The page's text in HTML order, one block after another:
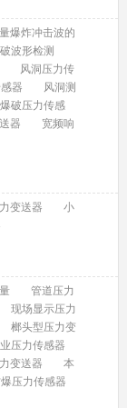
爆炸冲击波的
波形检测
风洞压力传
器
风洞测
爆破压力传感
器
宽频响
变送器
小
管道压力
现场显示压力
榔头型压力变
压力传感器
变送器
本
压力传感器